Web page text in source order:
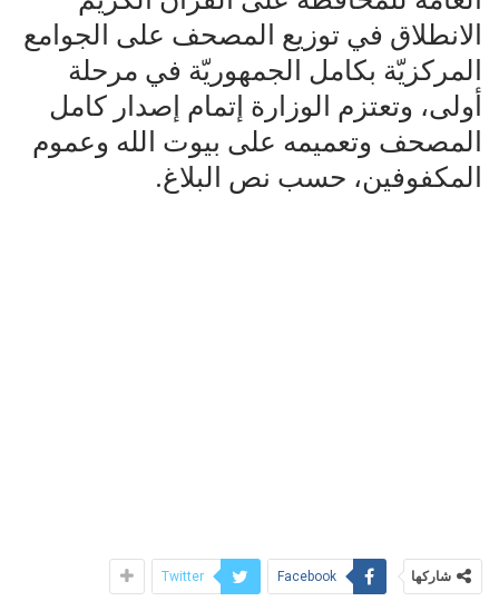
الانطلاق في توزيع المصحف على الجوامع
المركزيّة بكامل الجمهوريّة في مرحلة
أولى، وتعتزم الوزارة إتمام إصدار كامل
المصحف وتعميمه على بيوت الله وعموم
المكفوفين، حسب نص البلاغ.
شاركها Facebook
Twitter